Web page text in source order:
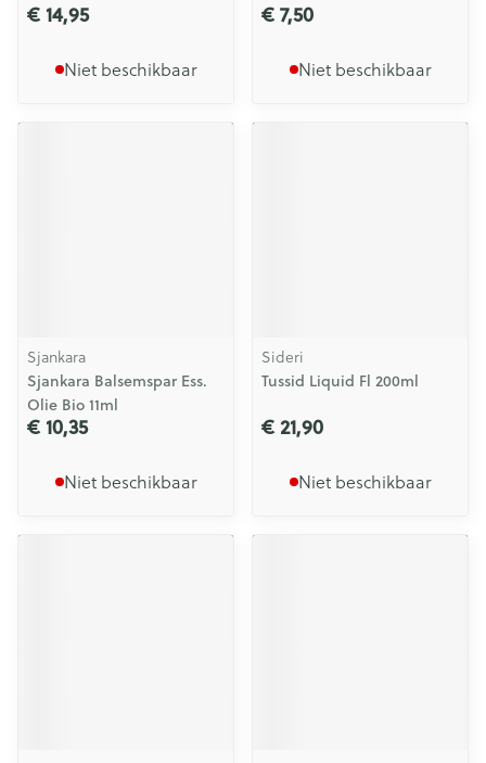
€ 14,95
Niet beschikbaar
€ 7,50
Niet beschikbaar
Sjankara
Sjankara Balsemspar Ess.
Olie Bio 11ml
€ 10,35
Niet beschikbaar
Sideri
Tussid Liquid Fl 200ml
€ 21,90
Niet beschikbaar